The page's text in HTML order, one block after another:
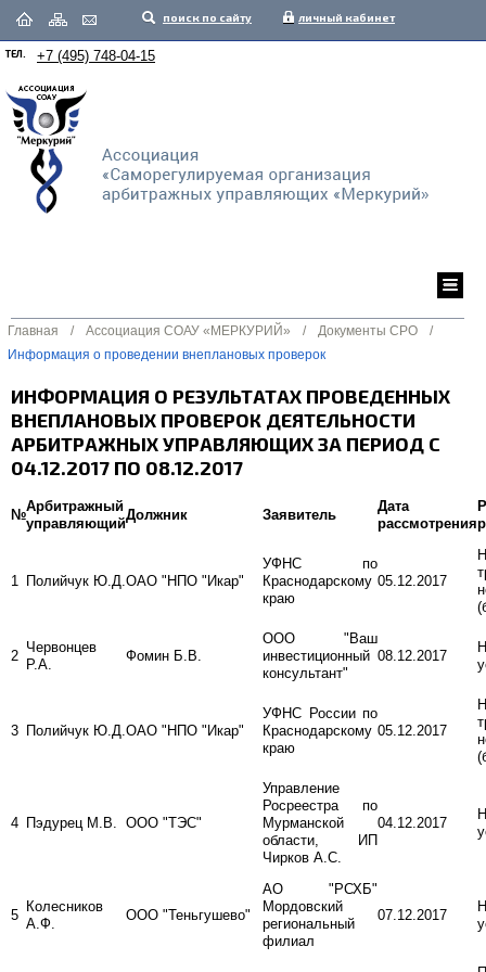
поиск по сайту личный кабинет
ТЕЛ. +7 (495) 748-04-15
Главная / Ассоциация СОАУ «МЕРКУРИЙ» / Документы СРО
/
Информация о проведении внеплановых проверок
ИНФОРМАЦИЯ О РЕЗУЛЬТАТАХ ПРОВЕДЕННЫХ
ВНЕПЛАНОВЫХ ПРОВЕРОК ДЕЯТЕЛЬНОСТИ
АРБИТРАЖНЫХ УПРАВЛЯЮЩИХ ЗА ПЕРИОД С
04.12.2017 ПО 08.12.2017
№
Арбитражный
управляющий
Должник Заявитель
Дата
рассмотрения
1 Полийчук Ю.Д.ОАО "НПО "Икар"
УФНС по
Краснодарскому
краю
05.12.2017
2
Червонцев
Р.А.
Фомин Б.В.
ООО "Ваш
инвестиционный
консультант"
08.12.2017
3 Полийчук Ю.Д.ОАО "НПО "Икар"
УФНС России по
Краснодарскому
краю
05.12.2017
4 Пэдурец М.В. ООО "ТЭС"
Управление
Росреестра по
Мурманской
области, ИП
Чирков А.С.
04.12.2017
5
Колесников
А.Ф.
ООО "Теньгушево"
АО "РСХБ"
Мордовский
региональный
филиал
07.12.2017